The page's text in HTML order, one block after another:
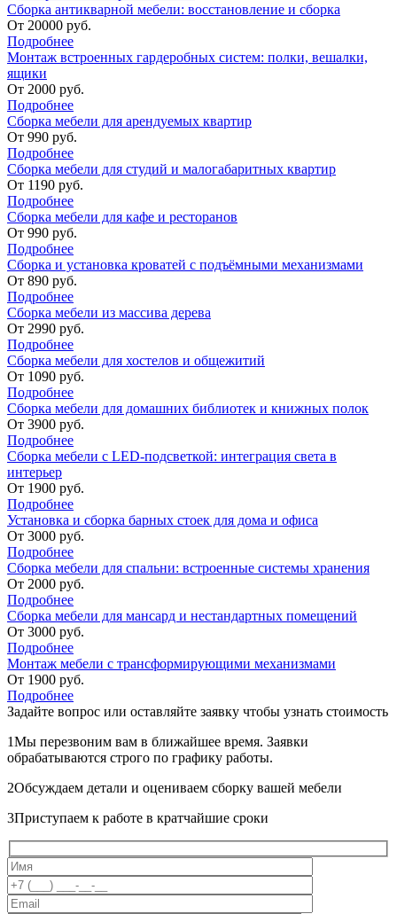
Сборка антикварной мебели: восстановление и сборка
От 20000 руб.
Подробнее
Монтаж встроенных гардеробных систем: полки, вешалки,
ящики
От 2000 руб.
Подробнее
Сборка мебели для арендуемых квартир
От 990 руб.
Подробнее
Сборка мебели для студий и малогабаритных квартир
От 1190 руб.
Подробнее
Сборка мебели для кафе и ресторанов
От 990 руб.
Подробнее
Сборка и установка кроватей с подъёмными механизмами
От 890 руб.
Подробнее
Сборка мебели из массива дерева
От 2990 руб.
Подробнее
Сборка мебели для хостелов и общежитий
От 1090 руб.
Подробнее
Сборка мебели для домашних библиотек и книжных полок
От 3900 руб.
Подробнее
Сборка мебели с LED-подсветкой: интеграция света в
интерьер
От 1900 руб.
Подробнее
Установка и сборка барных стоек для дома и офиса
От 3000 руб.
Подробнее
Сборка мебели для спальни: встроенные системы хранения
От 2000 руб.
Подробнее
Сборка мебели для мансард и нестандартных помещений
От 3000 руб.
Подробнее
Монтаж мебели с трансформирующими механизмами
От 1900 руб.
Подробнее
Задайте вопрос или оставляйте заявку чтобы узнать стоимость
1Мы перезвоним вам в ближайшее время. Заявки
обрабатываются строго по графику работы.
2Обсуждаем детали и оцениваем сборку вашей мебели
3Приступаем к работе в кратчайшие сроки